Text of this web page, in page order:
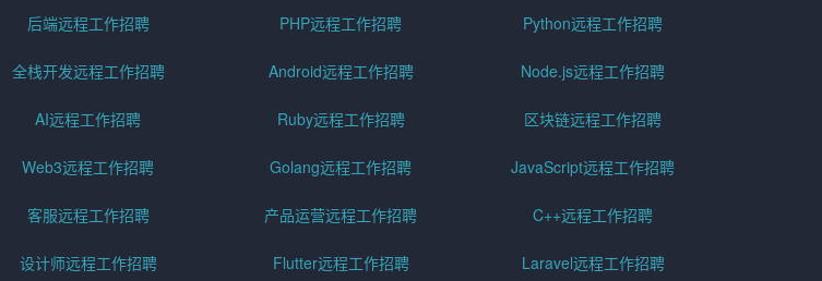
后端远程工作招聘 PHP远程工作招聘 Python远程工作招聘
全栈开发远程工作招聘 Android远程工作招聘 Node.js远程工作招聘
AI远程工作招聘 Ruby远程工作招聘 区块链远程工作招聘
Web3远程工作招聘 Golang远程工作招聘 JavaScript远程工作招聘
客服远程工作招聘 产品运营远程工作招聘 C++远程工作招聘
设计师远程工作招聘 Flutter远程工作招聘 Laravel远程工作招聘